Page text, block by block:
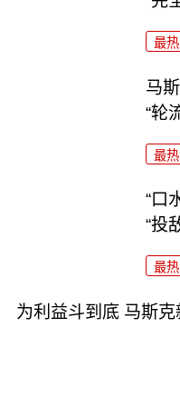
最热
马
“轮
最热
“口
“投
最热
为利益斗到底 马斯克